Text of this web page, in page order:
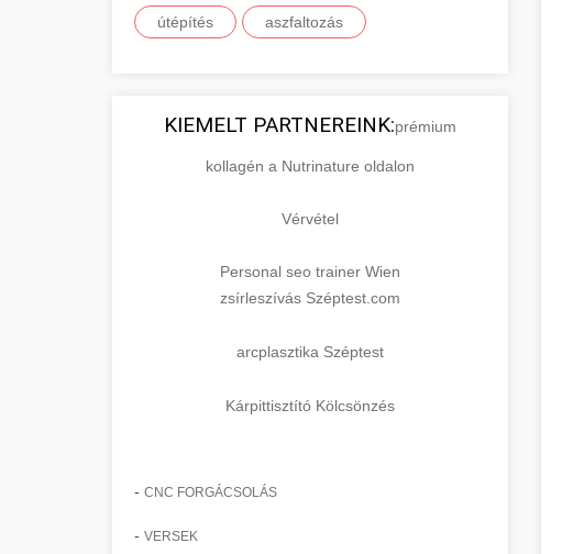
útépítés aszfaltozás
KIEMELT PARTNEREINK:prémium
kollagén a Nutrinature oldalon
Vérvétel
Personal seo trainer Wien
zsírleszívás Széptest.com
arcplasztika Széptest
Kárpittisztító Kölcsönzés
- CNC FORGÁCSOLÁS
- VERSEK